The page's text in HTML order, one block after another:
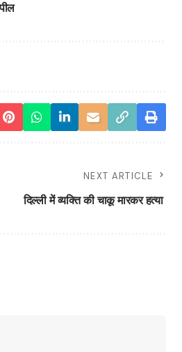
NEXT ARTICLE
दिल्ली में व्यक्ति की चाकू मारकर हत्या